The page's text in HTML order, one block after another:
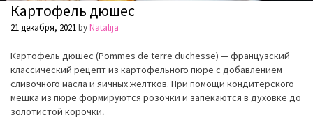
Картофель дюшес
21 декабря, 2021byNatalija
Картофель дюшес (Pommes de terre duchesse) — французский
классический рецепт из картофельного пюре с добавлением
сливочного масла и яичных желтков. При помощи кондитерского
мешка из пюре формируются розочки и запекаются в духовке до
золотистой корочки.